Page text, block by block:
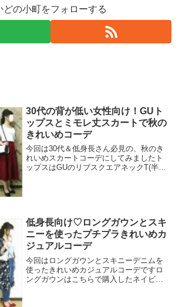
どの小町をフォローする
30代の背が低い女性向け！GUト
ップスとミモレ丈スカートで秋の
きれいめコーデ
今回は30代＆低身長さん必見の、秋のき
れいめスカートコーデにしてみましたト
ップスはGUのリブスクエアネックT(半袖)
低身長向け♡ロングガウンとスキ
ニーを使ったプチプラきれいめカ
ジュアルコーデ
今回はロングガウンとスキニーデニムを
使ったきれいめカジュアルコーデですロ
ングガウンはこちらで購入したネイビー